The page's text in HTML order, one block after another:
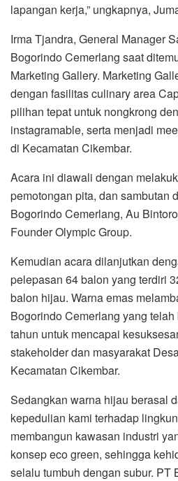
lapangan kerja,” ungkapnya,
Irma Tjandra, General Manager
Bogorindo Cemerlang saat
Marketing Gallery. Marketing
dengan fasilitas culinary area
pilihan tepat untuk nongkrong
instagramable, serta menjadi
di Kecamatan Cikembar.
Acara ini diawali dengan
pemotongan pita, dan sambutan
Bogorindo Cemerlang, Au
Founder Olympic Group.
Kemudian acara dilanjutkan
pelepasan 64 balon yang terdiri
balon hijau. Warna emas
Bogorindo Cemerlang yang
tahun untuk mencapai
stakeholder dan masyarakat
Kecamatan Cikembar.
Sedangkan warna hijau berasal
kepedulian kami terhadap
membangun kawasan industri
konsep eco green, sehingga
selalu tumbuh dengan subur. PT